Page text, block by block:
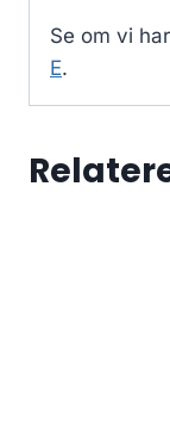
Se om vi
E.